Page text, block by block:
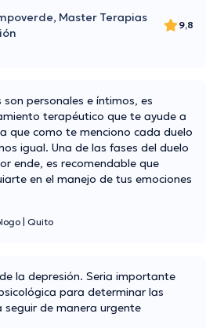
Master Terapias
9,8
personales e íntimos, es
terapéutico que te ayude a
que como te menciono cada duelo
igual. Una de las fases del duelo
ende, es recomendable que
en el manejo de tus emociones
Quito
la depresión. Seria importante
para determinar las
de manera urgente